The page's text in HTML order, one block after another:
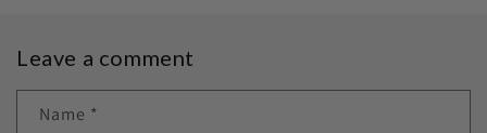
Leave a comment
Name *